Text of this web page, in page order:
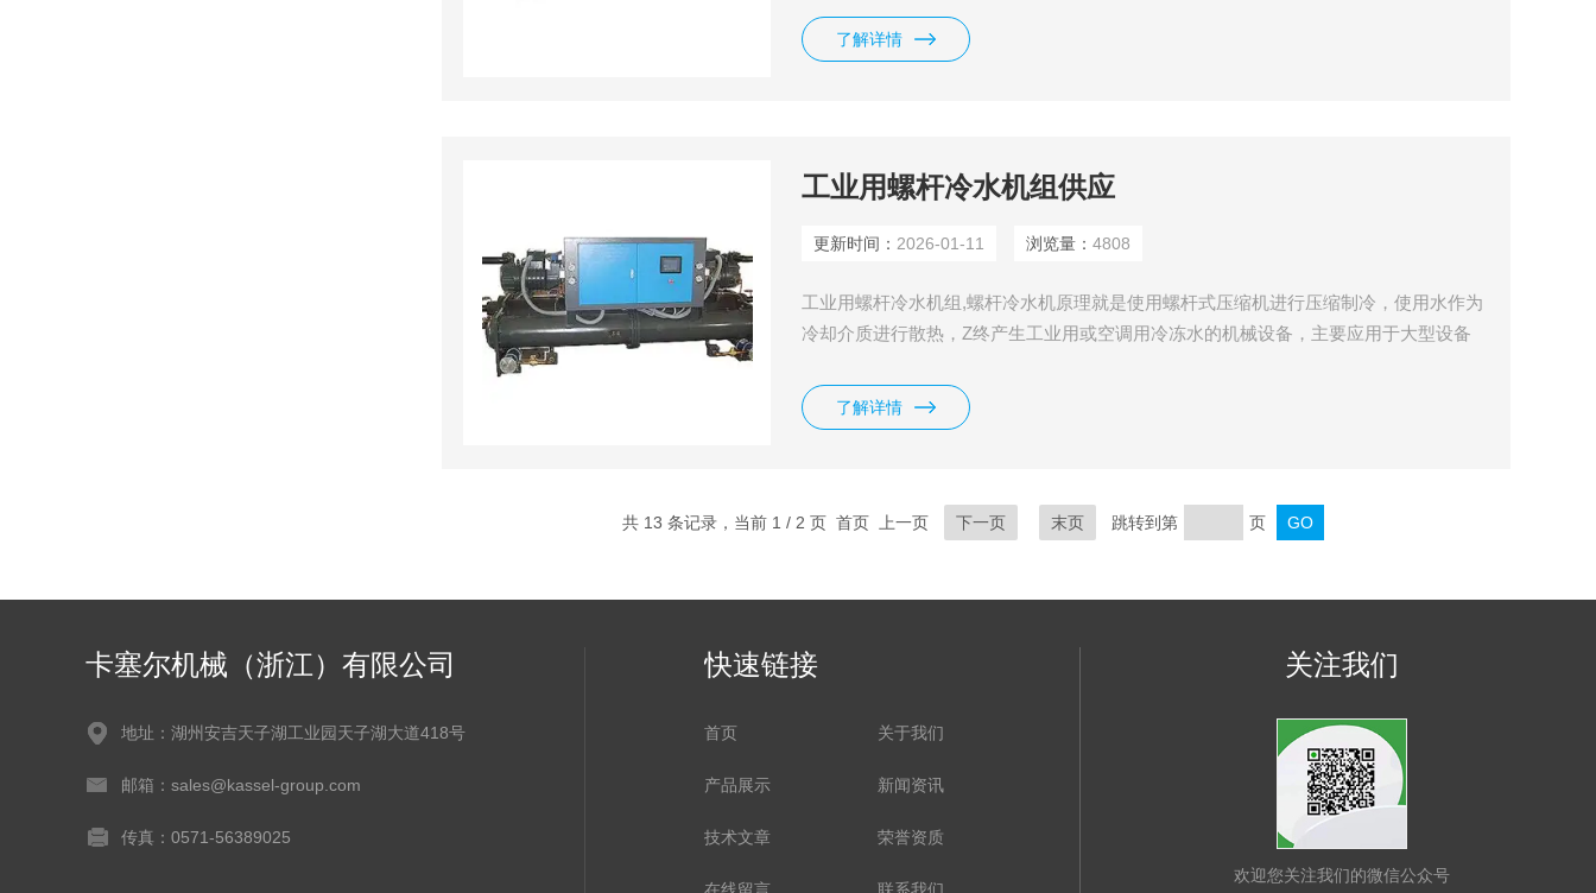
了解详情
工业用螺杆冷水机组供应
更新时间： 2026-01-11 浏览量：4808
工业用螺杆冷水机组,螺杆冷水机原理就是使用螺杆式压缩机进行压缩制冷，使用水作为
冷却介质进行散热，Z终产生工业用或空调用冷冻水的机械设备，主要应用于大型设备
了解详情
共 13 条记录，当前 1 / 2 页 首页 上一页 下一页 末页 跳转到第 页
卡塞尔机械（浙江）有限公司
地址：湖州安吉天子湖工业园天子湖大道418号
邮箱：sales@kassel-group.com
传真：0571-56389025
快速链接
首页 关于我们
产品展示 新闻资讯
技术文章 荣誉资质
关注我们
欢迎您关注我们的微信公众号